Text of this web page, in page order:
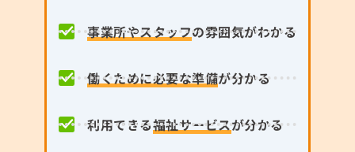
事業所やスタッフの雰囲気がわかる
働くために必要な準備が分かる
利用できる福祉サービスが分かる